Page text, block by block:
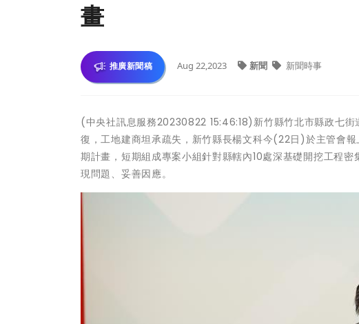
畫
推廣新聞稿 Aug 22,2023 新聞 新聞時事
(中央社訊息服務20230822 15:46:18)新竹縣竹北市縣政七
復，工地建商坦承疏失，新竹縣長楊文科今(22日)於主管會
期計畫，短期組成專案小組針對縣轄內10處深基礎開挖工程
現問題、妥善因應。